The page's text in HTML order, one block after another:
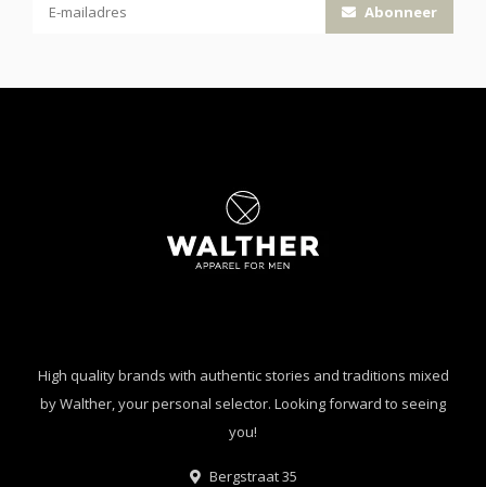
Abonneer
High quality brands with authentic stories and traditions mixed
by Walther, your personal selector. Looking forward to seeing
you!
Bergstraat 35